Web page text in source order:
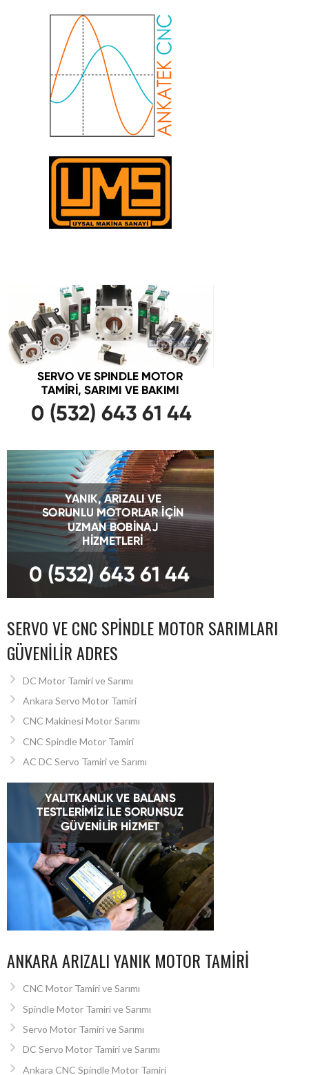
SERVO VE CNC SPINDLE MOTOR SARIMLARI
GÜVENILIR ADRES
DC Motor Tamiri ve Sarımı
Ankara Servo Motor Tamiri
CNC Makinesi Motor Sarımı
CNC Spindle Motor Tamiri
AC DC Servo Tamiri ve Sarımı
ANKARA ARIZALI YANIK MOTOR TAMIRI
CNC Motor Tamiri ve Sarımı
Spindle Motor Tamiri ve Sarımı
Servo Motor Tamiri ve Sarımı
DC Servo Motor Tamiri ve Sarımı
Ankara CNC Spindle Motor Tamiri